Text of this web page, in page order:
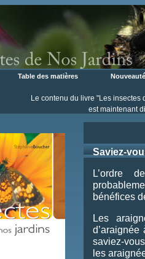
Table des matières
Le contenu du livre "Les
est maintenant
Saviez-
L’ordre
bénéfices
Les
saviez-
les